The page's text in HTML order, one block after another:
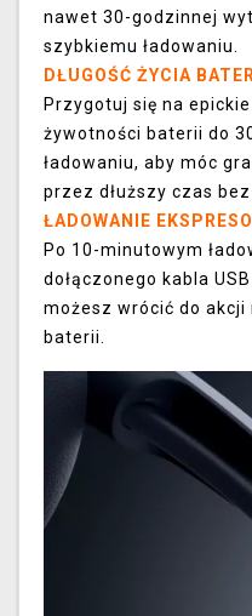
nawet 30-godzinnej
szybkiemu ładowaniu.
DŁUGOŚĆ ŻYCIA
Przygotuj się na
żywotności baterii do
ładowaniu, aby móc
przez dłuższy czas
ŁADOWANIE
Po 10-minutowym
dołączonego kabla
możesz wrócić do
baterii.